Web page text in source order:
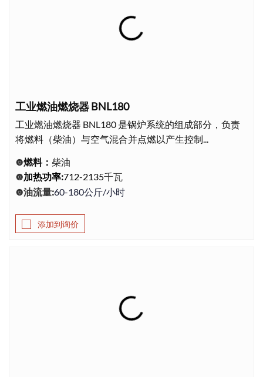
工业燃油燃烧器 BNL180
工业燃油燃烧器 BNL180 是锅炉系统的组成部分，负责
将燃料（柴油）与空气混合并点燃以产生控制...
🔘燃料： 柴油
🔘加热功率:712-2135千瓦
🔘油流量:60-180公斤/小时
添加到询价